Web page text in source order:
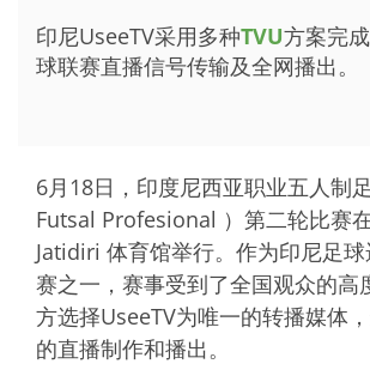
印尼UseeTV采用多种TVU方案完
球联赛直播信号传输及全网播出。
6月18日，印度尼西亚职业五人制
Futsal Profesional ）第二轮比赛
Jatidiri 体育馆举行。作为印尼足
赛之一，赛事受到了全国观众的高
方选择UseeTV为唯一的转播媒体
的直播制作和播出。